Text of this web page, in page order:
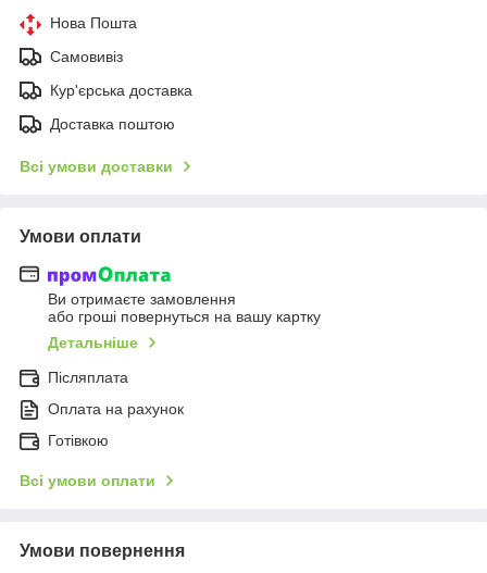
Нова Пошта
Самовивіз
Кур'єрська доставка
Доставка поштою
Всі умови доставки
Умови оплати
Ви отримаєте замовлення
або гроші повернуться на вашу картку
Детальніше
Післяплата
Оплата на рахунок
Готівкою
Всі умови оплати
Умови повернення